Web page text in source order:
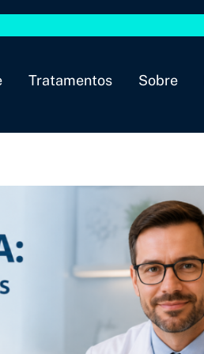
Tratamentos Sobre